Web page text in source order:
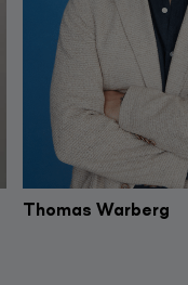
Thomas Warberg